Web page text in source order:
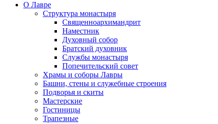
О Лавре
Структура монастыря
Священноархимандрит
Наместник
Духовный собор
Братский духовник
Службы монастыря
Попечительский совет
Храмы и соборы Лавры
Башни, стены и служебные строения
Подворья и скиты
Мастерские
Гостиницы
Трапезные